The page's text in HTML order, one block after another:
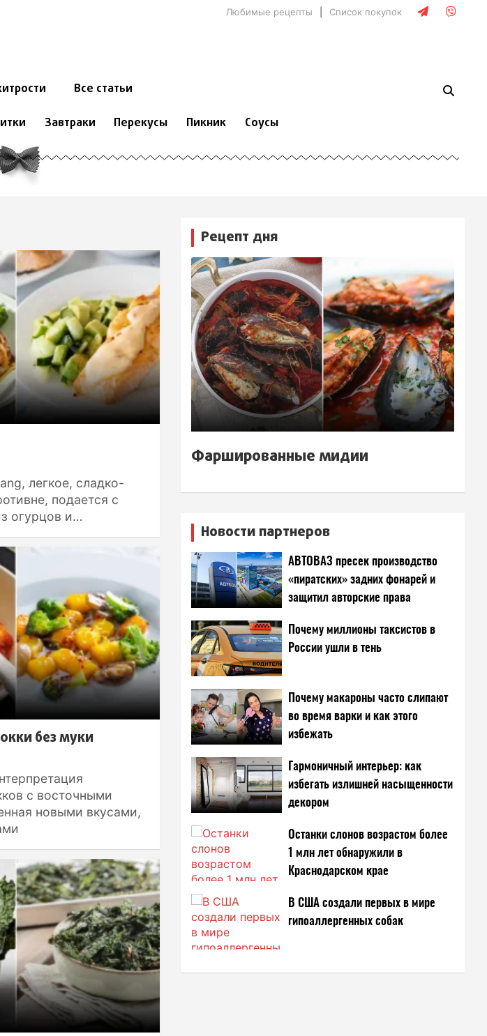
Любимые рецепты Список покупок
Все статьи
Завтраки Перекусы Пикник Соусы
легкое, сладко-
подается с
огурцов и…
без муки
с восточными
новыми вкусами,
Рецепт дня
Фаршированные мидии
Новости партнеров
АВТОВАЗ пресек производство
«пиратских» задних фонарей и
защитил авторские права
Почему миллионы таксистов в
России ушли в тень
Почему макароны часто слипают
во время варки и как этого
избежать
Гармоничный интерьер: как
избегать излишней насыщенности
декором
Останки слонов возрастом более
1 млн лет обнаружили в
Краснодарском крае
В США создали первых в мире
гипоаллергенных собак